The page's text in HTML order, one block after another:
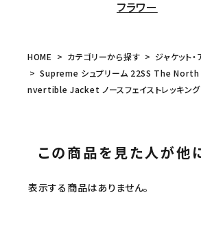
フラワー
HOME カテゴリーから探す
ジャケット
Supreme シュプリーム 22SS The
nvertible Jacket ノースフェイストレッキング
この商品を見た人が他
表示する商品はありません。